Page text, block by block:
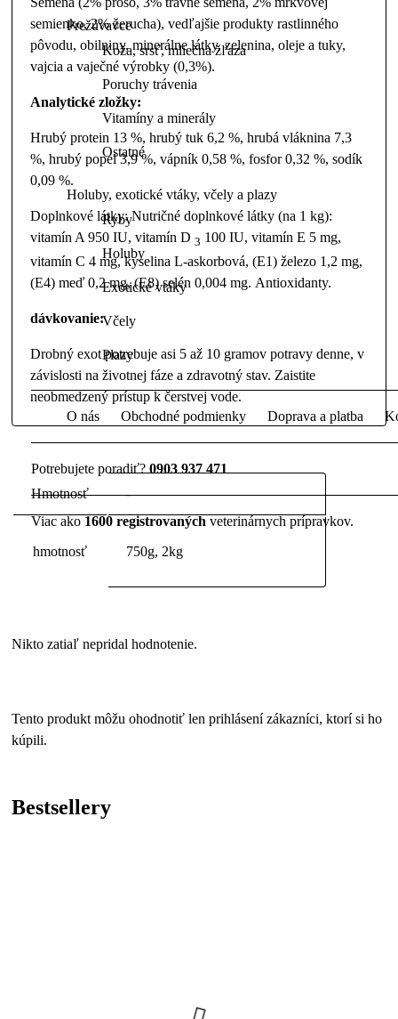
Prežúvavce
Koža, srsť, mliečna žľaza
Poruchy trávenia
Vitamíny a minerály
Ostatné
Holuby, exotické vtáky, včely a plazy
Ryby
Holuby
Exotické vtáky
Včely
Plazy
O nás Obchodné podmienky Doprava a platba
Potrebujete poradiť? 0903 937 471
Viac ako 1600 registrovaných veterinárnych prípravkov.
semienko, 2% žerucha), vedľajšie produkty rastlinného
pôvodu, obilniny, minerálne látky, zelenina, oleje a tuky,
vajcia a vaječné výrobky (0,3%).
Analytické zložky:
Hrubý protein 13 %, hrubý tuk 6,2 %, hrubá vláknina 7,3
%, hrubý popel 3,9 %, vápník 0,58 %, fosfor 0,32 %, sodík
0,09 %.
Doplnkové látky: Nutričné doplnkové látky (na 1 kg):
vitamín A 950 IU, vitamín D 3 100 IU, vitamín E 5 mg,
vitamín C 4 mg, kyselina L-askorbová, (E1) železo 1,2 mg,
(E4) meď 0,2 mg, (E8) selén 0,004 mg. Antioxidanty.
dávkovanie:
Drobný exot potrebuje asi 5 až 10 gramov potravy denne, v
závislosti na životnej fáze a zdravotný stav. Zaistite
neobmedzený prístup k čerstvej vode.
Hmotnosť -
hmotnosť 750g, 2kg
Nikto zatiaľ nepridal hodnotenie.
Tento produkt môžu ohodnotiť len prihlásení zákazníci, ktorí si ho
kúpili.
Bestsellery